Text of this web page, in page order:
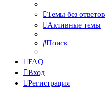
Темы без ответов
Активные темы
Поиск
FAQ
Вход
Регистрация